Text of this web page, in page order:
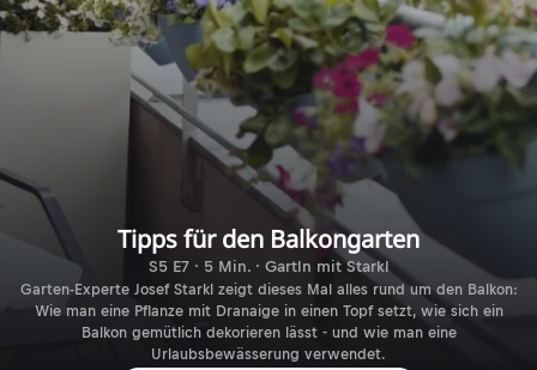
Tipps für den Balkongarten
S5 E7 · 5 Min. · Gartln mit Starkl
Garten-Experte Josef Starkl zeigt dieses Mal alles rund um den Balkon:
Wie man eine Pflanze mit Dranaige in einen Topf setzt, wie sich ein
Balkon gemütlich dekorieren lässt - und wie man eine
Urlaubsbewässerung verwendet.